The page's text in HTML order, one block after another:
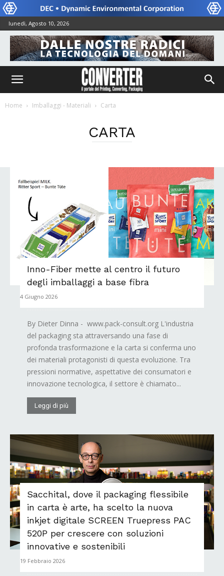
lunedì, Agosto 10, 2026
Home Imballaggi - Materiali Carta
CARTA
Inno-Fiber mette al centro il futuro
degli imballaggi a base fibra
4 Giugno 2026
By Dieter Dinna - www.pack-consult.org L'industria
del packaging sta attraversando una fase di
profonda trasformazione e la carta si conferma uno
dei materiali protagonisti di questa evoluzione. Tra
pressioni normative, aspettative dei consumatori e
innovazione tecnologica, il settore è chiamato...
Leggi di più
Sacchital, dove il packaging flessibile
in carta è arte, ha scelto la nuova
inkjet digitale SCREEN Truepress PAC
520P per crescere con soluzioni
innovative e sostenibili
19 Febbraio 2026